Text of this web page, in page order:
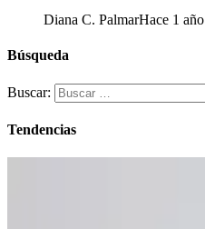
Diana C. PalmarHace 1 año
Búsqueda
Buscar:
Tendencias